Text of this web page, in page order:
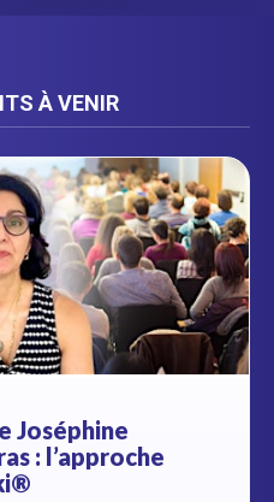
À VENIR
Joséphine
: l’approche